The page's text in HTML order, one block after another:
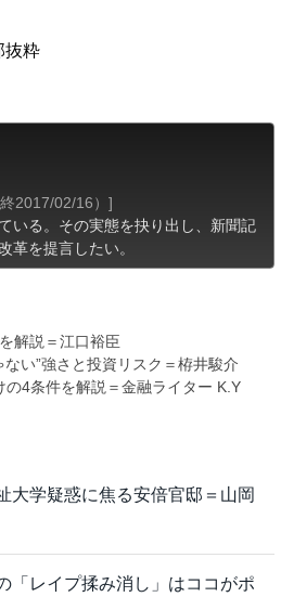
抜粋
2017/02/16）]
いる。その実態を抉り出し、新聞記
革を提言したい。
解説＝江口裕臣
い”強さと投資リスク＝栫井駿介
4条件を解説＝金融ライター K.Y
大学疑惑に焦る安倍官邸＝山岡
「レイプ揉み消し」はココがポ